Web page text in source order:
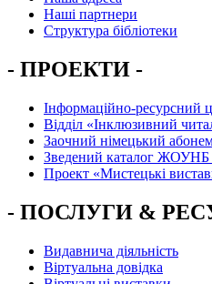
Наші партнери
Структура бібліотеки
- ПРОЕКТИ -
Інформаційно-ресурсний
Вiддiл «Інклюзивний
Заочний німецький
Зведений каталог ЖОУНБ
Проект «Мистецькі
- ПОСЛУГИ &
Видавнича діяльність
Віртуальна довідка